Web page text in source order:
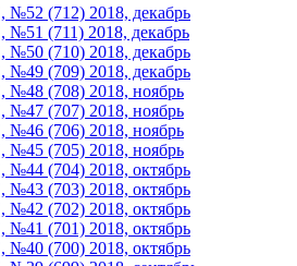
№52 (712) 2018, декабрь
№51 (711) 2018, декабрь
№50 (710) 2018, декабрь
№49 (709) 2018, декабрь
№48 (708) 2018, ноябрь
№47 (707) 2018, ноябрь
№46 (706) 2018, ноябрь
№45 (705) 2018, ноябрь
№44 (704) 2018, октябрь
№43 (703) 2018, октябрь
№42 (702) 2018, октябрь
№41 (701) 2018, октябрь
№40 (700) 2018, октябрь